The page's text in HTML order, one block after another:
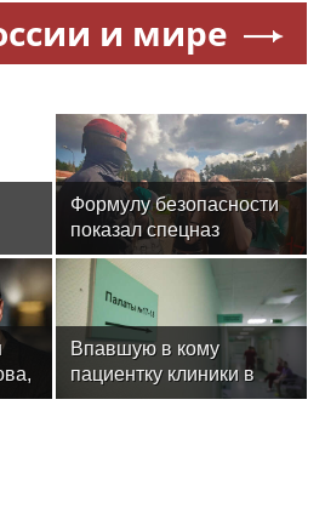
и мире
Формулу безопасности
показал спецназ
Росгвардии юным
динамовцам
Свердловской области
в
Впавшую в кому
пациентку клиники в
Москве спасли, ей